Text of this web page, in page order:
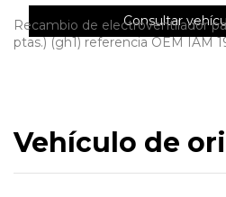
Recambio de electroventilador
ptas.) (gh1) referencia OEM IAM
Vehículo de
Consultar